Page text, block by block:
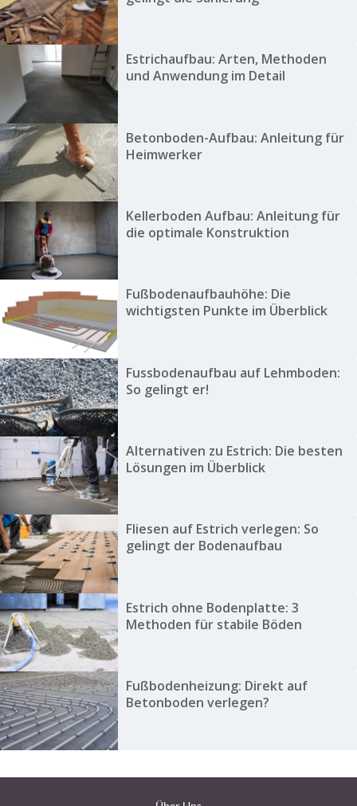
Estrichaufbau: Arten, Methoden
und Anwendung im Detail
Betonboden-Aufbau: Anleitung für
Heimwerker
Kellerboden Aufbau: Anleitung für
die optimale Konstruktion
Fußbodenaufbauhöhe: Die
wichtigsten Punkte im Überblick
Fussbodenaufbau auf Lehmboden:
So gelingt er!
Alternativen zu Estrich: Die besten
Lösungen im Überblick
Fliesen auf Estrich verlegen: So
gelingt der Bodenaufbau
Estrich ohne Bodenplatte: 3
Methoden für stabile Böden
Fußbodenheizung: Direkt auf
Betonboden verlegen?